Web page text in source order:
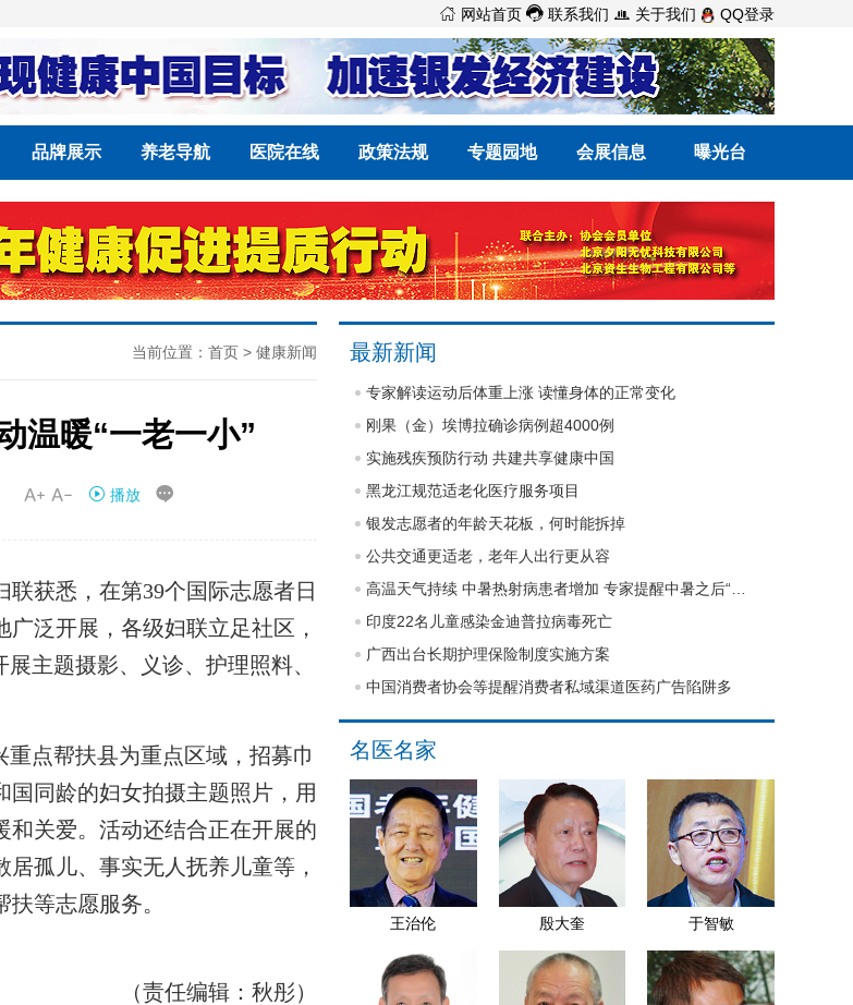
 网站首页  联系我们  关于我们 QQ登录
品牌展示 养老导航 医院在线 政策法规 专题园地 会展信息 曝光台
当前位置： 首页 > 健康新闻
温暖“一老一小”
 播放 
获悉，在第39个国际志愿者日
泛开展，各级妇联立足社区，
主题摄影、义诊、护理照料、
点帮扶县为重点区域，招募巾
国同龄的妇女拍摄主题照片，用
关爱。活动还结合正在开展的
孤儿、事实无人抚养儿童等，
等志愿服务。
（责任编辑：秋彤）
最新新闻
专家解读运动后体重上涨 读懂身体的正常变化
刚果（金）埃博拉确诊病例超4000例
实施残疾预防行动 共建共享健康中国
黑龙江规范适老化医疗服务项目
银发志愿者的年龄天花板，何时能拆掉
公共交通更适老，老年人出行更从容
印度22名儿童感染金迪普拉病毒死亡
广西出台长期护理保险制度实施方案
中国消费者协会等提醒消费者私域渠道医药广告陷阱多
名医名家
王治伦 殷大奎 于智敏